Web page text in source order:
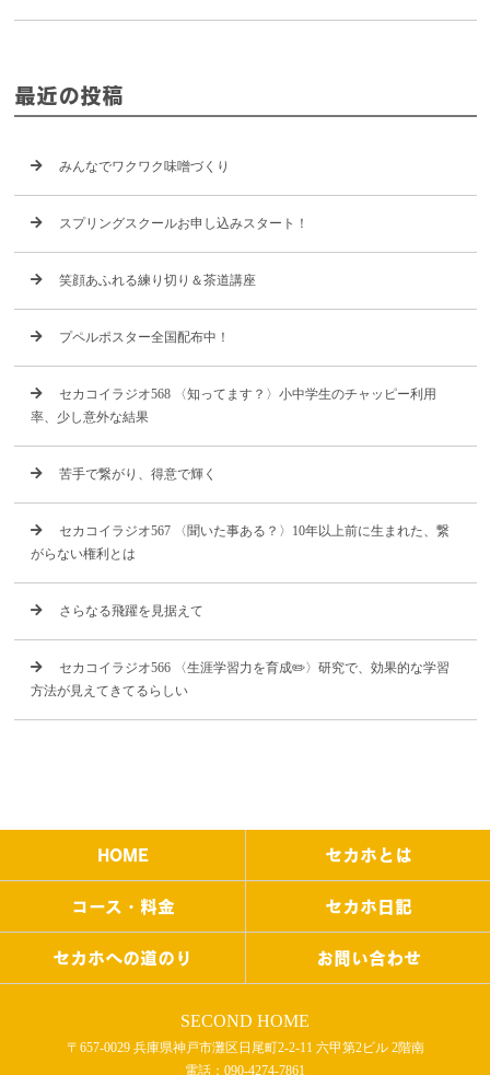
最近の投稿
みんなでワクワク味噌づくり
スプリングスクールお申し込みスタート！
笑顔あふれる練り切り＆茶道講座
プペルポスター全国配布中！
セカコイラジオ568 〈知ってます？〉小中学生のチャッピー利用
率、少し意外な結果
苦手で繋がり、得意で輝く
セカコイラジオ567 〈聞いた事ある？〉10年以上前に生まれた、繋
がらない権利とは
さらなる飛躍を見据えて
セカコイラジオ566 〈生涯学習力を育成✏️〉研究で、効果的な学習
方法が見えてきてるらしい
HOME セカホとは
コース・料金 セカホ日記
セカホへの道のり お問い合わせ
SECOND HOME
〒657-0029 兵庫県神戸市灘区日尾町2-2-11 六甲第2ビル 2階南
電話： 090-4274-7861